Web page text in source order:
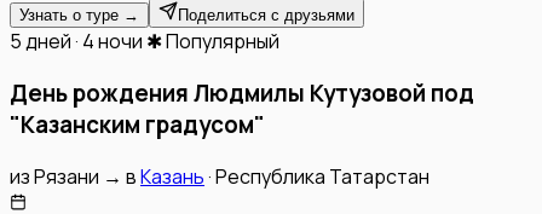
Узнать о туре → Поделиться с друзьями
5 дней · 4 ночи ✱ Популярный
День рождения Людмилы Кутузовой под
"Казанским градусом"
изРязани → вКазань·Республика Татарстан